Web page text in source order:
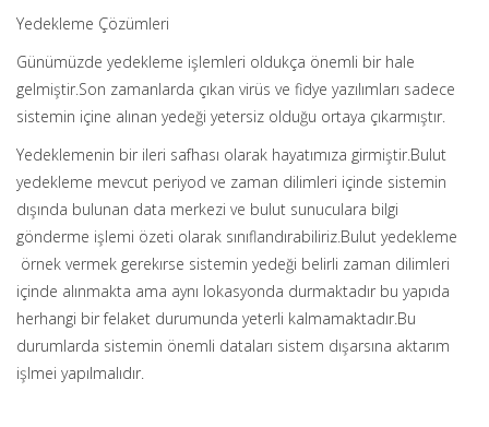
Yedekleme Çözümleri
Günümüzde yedekleme işlemleri oldukça önemli bir hale
gelmiştir.Son zamanlarda çıkan virüs ve fidye yazılımları sadece
sistemin içine alınan yedeği yetersiz olduğu ortaya çıkarmıştır.
Yedeklemenin bir ileri safhası olarak hayatımıza girmiştir.Bulut
yedekleme mevcut periyod ve zaman dilimleri içinde sistemin
dışında bulunan data merkezi ve bulut sunuculara bilgi
gönderme işlemi özeti olarak sınıflandırabiliriz.Bulut yedekleme
örnek vermek gerekırse sistemin yedeği belirli zaman dilimleri
içinde alınmakta ama aynı lokasyonda durmaktadır bu yapıda
herhangi bir felaket durumunda yeterli kalmamaktadır.Bu
durumlarda sistemin önemli dataları sistem dışarsına aktarım
işlmei yapılmalıdır.